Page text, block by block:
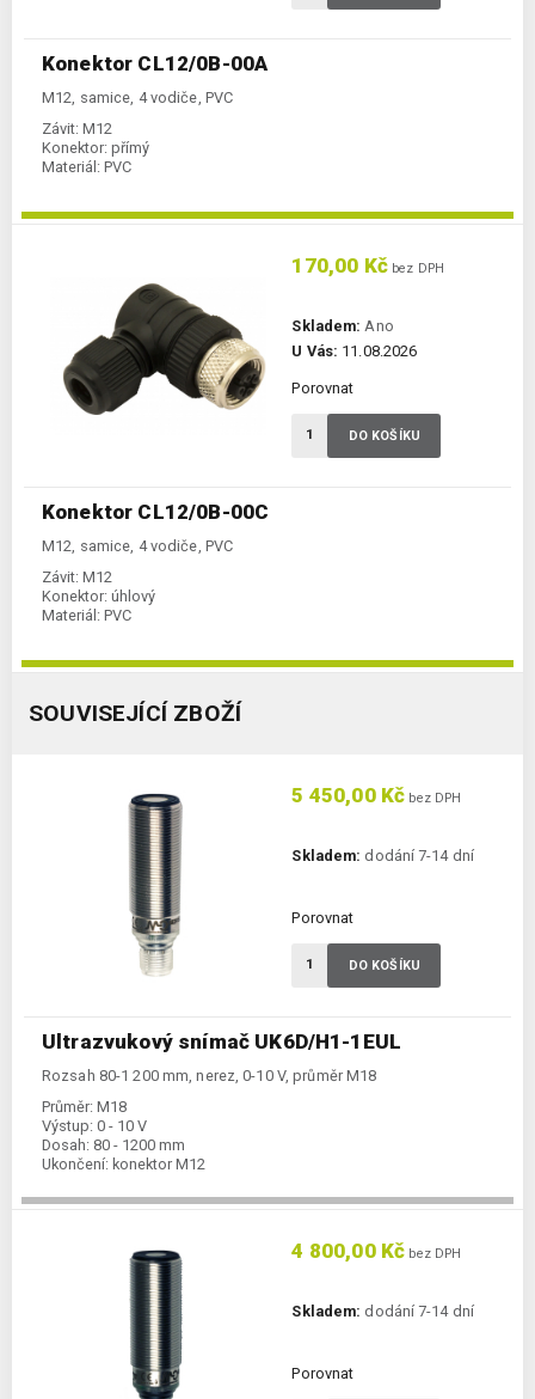
Konektor CL12/0B-00A
M12, samice, 4 vodiče, PVC
Závit: M12
Konektor: přímý
Materiál: PVC
Konektor CL12/0B-00C
M12, samice, 4 vodiče, PVC
Závit: M12
Konektor: úhlový
Materiál: PVC
170,00 Kč bez DPH
Skladem: Ano
U Vás: 11.08.2026
Porovnat
DO KOŠÍKU
SOUVISEJÍCÍ ZBOŽÍ
Ultrazvukový snímač UK6D/H1-1EUL
Rozsah 80-1 200 mm, nerez, 0-10 V, průměr M18
Průměr: M18
Výstup: 0 - 10 V
Dosah: 80 - 1200 mm
Ukončení: konektor M12
5 450,00 Kč bez DPH
Skladem: dodání 7-14 dní
Porovnat
DO KOŠÍKU
4 800,00 Kč bez DPH
Skladem: dodání 7-14 dní
Porovnat